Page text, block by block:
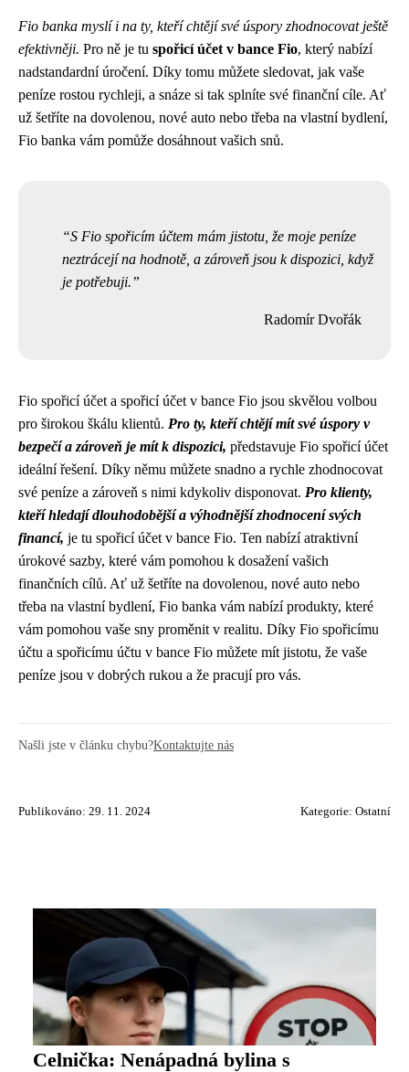
Fio banka myslí i na ty, kteří chtějí své úspory zhodnocovat ještě
efektivněji. Pro ně je tu spořicí účet v bance Fio, který nabízí
nadstandardní úročení. Díky tomu můžete sledovat, jak vaše
peníze rostou rychleji, a snáze si tak splníte své finanční cíle. Ať
už šetříte na dovolenou, nové auto nebo třeba na vlastní bydlení,
Fio banka vám pomůže dosáhnout vašich snů.
S Fio spořicím účtem mám jistotu, že moje peníze
neztrácejí na hodnotě, a zároveň jsou k dispozici, když
je potřebuji.
Radomír Dvořák
Fio spořicí účet a spořicí účet v bance Fio jsou skvělou volbou
pro širokou škálu klientů. Pro ty, kteří chtějí mít své úspory v
bezpečí a zároveň je mít k dispozici, představuje Fio spořicí účet
ideální řešení. Díky němu můžete snadno a rychle zhodnocovat
své peníze a zároveň s nimi kdykoliv disponovat. Pro klienty,
kteří hledají dlouhodobější a výhodnější zhodnocení svých
financí, je tu spořicí účet v bance Fio. Ten nabízí atraktivní
úrokové sazby, které vám pomohou k dosažení vašich
finančních cílů. Ať už šetříte na dovolenou, nové auto nebo
třeba na vlastní bydlení, Fio banka vám nabízí produkty, které
vám pomohou vaše sny proměnit v realitu. Díky Fio spořicímu
účtu a spořicímu účtu v bance Fio můžete mít jistotu, že vaše
peníze jsou v dobrých rukou a že pracují pro vás.
Našli jste v článku chybu?Kontaktujte nás
Publikováno: 29. 11. 2024 Kategorie: Ostatní
Celnička: Nenápadná bylina s